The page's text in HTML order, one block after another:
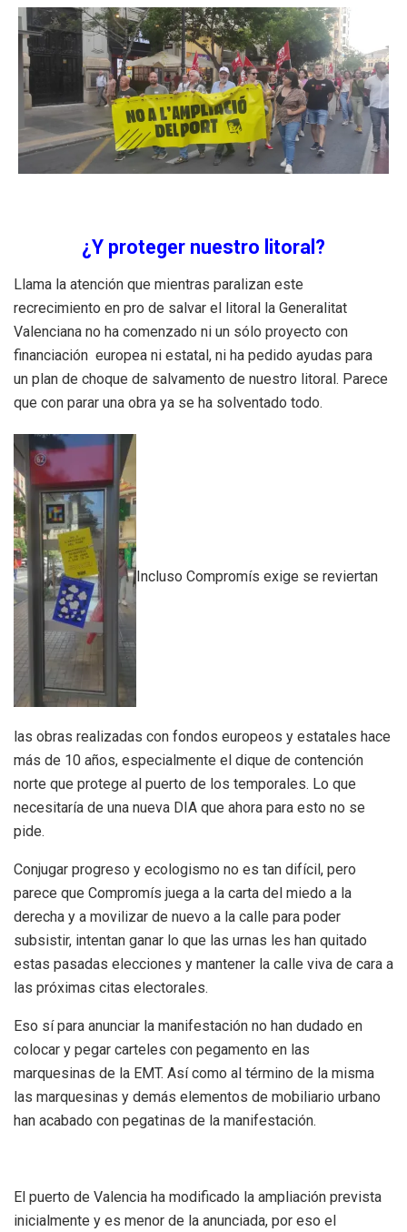
¿Y proteger nuestro litoral?
Llama la atención que mientras paralizan este
recrecimiento en pro de salvar el litoral la Generalitat
Valenciana no ha comenzado ni un sólo proyecto con
financiación europea ni estatal, ni ha pedido ayudas para
un plan de choque de salvamento de nuestro litoral. Parece
que con parar una obra ya se ha solventado todo.
Incluso Compromís exige se reviertan
las obras realizadas con fondos europeos y estatales hace
más de 10 años, especialmente el dique de contención
norte que protege al puerto de los temporales. Lo que
necesitaría de una nueva DIA que ahora para esto no se
pide.
Conjugar progreso y ecologismo no es tan difícil, pero
parece que Compromís juega a la carta del miedo a la
derecha y a movilizar de nuevo a la calle para poder
subsistir, intentan ganar lo que las urnas les han quitado
estas pasadas elecciones y mantener la calle viva de cara a
las próximas citas electorales.
Eso sí para anunciar la manifestación no han dudado en
colocar y pegar carteles con pegamento en las
marquesinas de la EMT. Así como al término de la misma
las marquesinas y demás elementos de mobiliario urbano
han acabado con pegatinas de la manifestación.
El puerto de Valencia ha modificado la ampliación prevista
inicialmente y es menor de la anunciada, por eso el